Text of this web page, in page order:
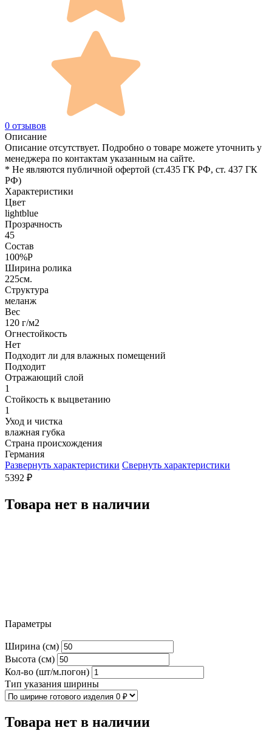
0 отзывов
Описание
Описание отсутствует. Подробно о товаре можете уточнить у
менеджера по контактам указанным на сайте.
* Не являются публичной офертой (ст.435 ГК РФ, cт. 437 ГК
РФ)
Характеристики
Цвет
lightblue
Прозрачность
45
Состав
100%P
Ширина ролика
225см.
Структура
меланж
Вес
120 г/м2
Огнестойкость
Нет
Подходит ли для влажных помещений
Подходит
Отражающий слой
1
Стойкость к выцветанию
1
Уход и чистка
влажная губка
Страна происхождения
Германия
Развернуть характеристики Свернуть характеристики
5392 ₽
Товара нет в наличии
Параметры
Ширина (см)
Высота (см)
Кол-во (шт/м.погон)
Тип указания ширины
Товара нет в наличии